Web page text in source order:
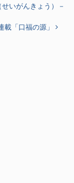
いがんきょう）－
「口福の源」